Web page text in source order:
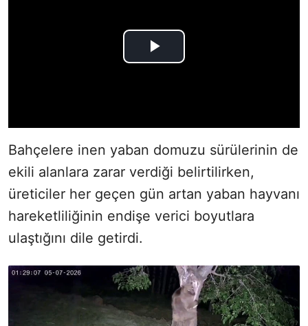
Bahçelere inen yaban domuzu sürülerinin de
ekili alanlara zarar verdiği belirtilirken,
üreticiler her geçen gün artan yaban hayvanı
hareketliliğinin endişe verici boyutlara
ulaştığını dile getirdi.